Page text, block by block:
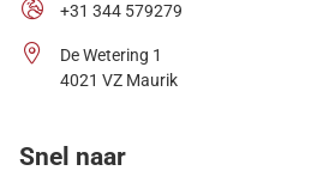
+31 344 579279
De Wetering 1
4021 VZ Maurik
Snel naar